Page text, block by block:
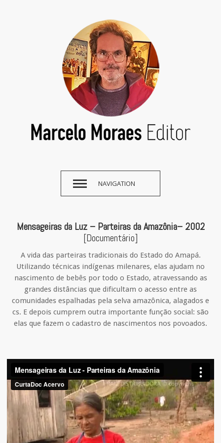
NAVIGATION
Mensageiras da Luz – Parteiras da Amazônia– 2002
[Documentário]
A vida das parteiras tradicionais do Estado do Amapá.
Utilizando técnicas indígenas milenares, elas ajudam no
nascimento de bebês por todo o Estado, atravessando as
grandes distâncias que dificultam o acesso entre as
comunidades espalhadas pela selva amazônica, alagados e
cs. E depois cumprem outra importante função social: são
elas que fazem o cadastro de nascimentos nos povoados.